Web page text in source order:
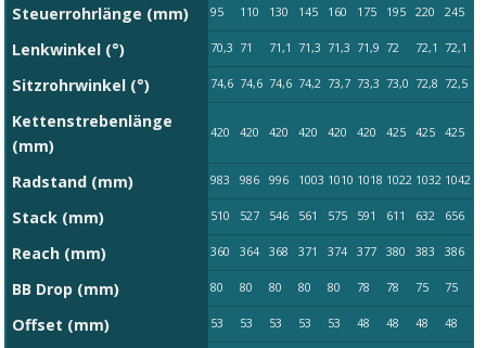
Steuerrohrlänge (mm) 95 110 130 145 160 175 195 220 245
Lenkwinkel (°) 70,3 71 71,1 71,3 71,3 71,9 72 72,1 72,1
Sitzrohrwinkel (°) 74,6 74,6 74,6 74,2 73,7 73,3 73,0 72,8 72,5
Kettenstrebenlänge
(mm)
420 420 420 420 420 420 425 425 425
Radstand (mm) 983 986 996 1003 1010 1018 1022 1032 1042
Stack (mm) 510 527 546 561 575 591 611 632 656
Reach (mm) 360 364 368 371 374 377 380 383 386
BB Drop (mm) 80 80 80 80 80 78 78 75 75
Offset (mm) 53 53 53 53 53 48 48 48 48